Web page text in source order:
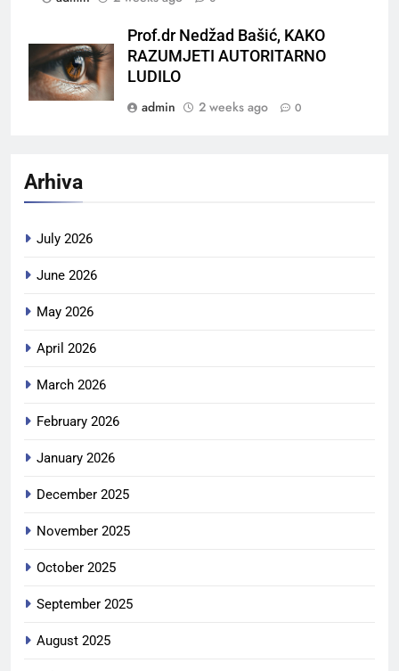
Prof.dr Nedžad Bašić, KAKO
RAZUMJETI AUTORITARNO
LUDILO
admin
2 weeks ago 0
Arhiva
July 2026
June 2026
May 2026
April 2026
March 2026
February 2026
January 2026
December 2025
November 2025
October 2025
September 2025
August 2025